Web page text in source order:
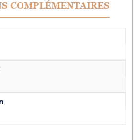
COMPLÉMENTAIRES